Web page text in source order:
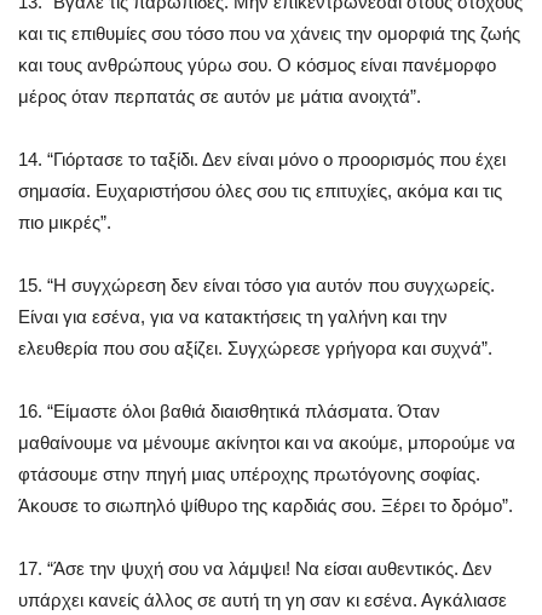
και τις επιθυμίες σου τόσο που να χάνεις την ομορφιά της ζωής
και τους ανθρώπους γύρω σου. Ο κόσμος είναι πανέμορφο
μέρος όταν περπατάς σε αυτόν με μάτια ανοιχτά”.
14. “Γιόρτασε το ταξίδι. Δεν είναι μόνο ο προορισμός που έχει
σημασία. Ευχαριστήσου όλες σου τις επιτυχίες, ακόμα και τις
πιο μικρές”.
15. “Η συγχώρεση δεν είναι τόσο για αυτόν που συγχωρείς.
Είναι για εσένα, για να κατακτήσεις τη γαλήνη και την
ελευθερία που σου αξίζει. Συγχώρεσε γρήγορα και συχνά”.
16. “Είμαστε όλοι βαθιά διαισθητικά πλάσματα. Όταν
μαθαίνουμε να μένουμε ακίνητοι και να ακούμε, μπορούμε να
φτάσουμε στην πηγή μιας υπέροχης πρωτόγονης σοφίας.
Άκουσε το σιωπηλό ψίθυρο της καρδιάς σου. Ξέρει το δρόμο”.
17. “Άσε την ψυχή σου να λάμψει! Να είσαι αυθεντικός. Δεν
υπάρχει κανείς άλλος σε αυτή τη γη σαν κι εσένα. Αγκάλιασε